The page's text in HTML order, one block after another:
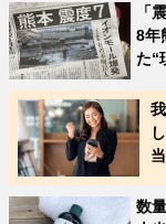
「
8年
た“
数